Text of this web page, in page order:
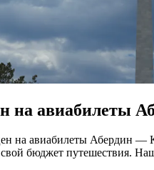
на авиабилеты
на авиабилеты Абердин —
бюджет путешествия.